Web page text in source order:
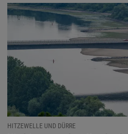
HITZEWELLE UND DÜRRE